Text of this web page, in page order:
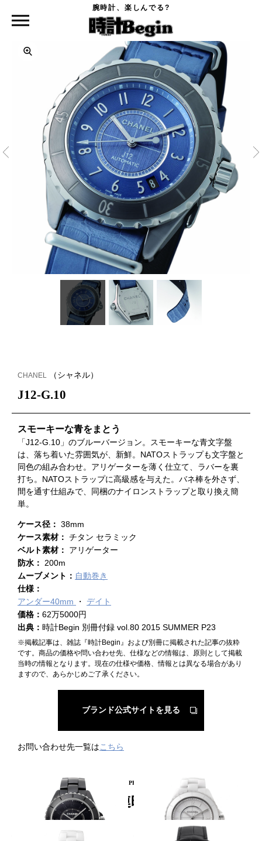
腕時計、楽しんでる?
J12-G.10
CHANEL （シャネル）
J12-G.10
スモーキーな青をまとう
「J12-G.10」のブルーバージョン。スモーキーな青文字盤
は、落ち着いた雰囲気が、新鮮。NATOストラップも文字盤と
同色の組み合わせ。アリゲーターを薄く仕立て、ラバーを裏
打ち。NATOストラップに高級感を与えた。バネ棒を外さず、
間を通す仕組みで、同梱のナイロンストラップと取り換え簡
単。
ケース径： 38mm
ケース素材： チタン セラミック
ベルト素材： アリゲーター
防水： 200m
ムーブメント： 自動巻き
仕様：
アンダー40mm
デイト
価格： 62万5000円
出典： 時計Begin 別冊付録 vol.80 2015 SUMMER P23
※掲載記事は、雑誌『時計Begin』および別冊に掲載された記事の抜粋
です。商品の価格や問い合わせ先、仕様などの情報は、原則として掲載
当時の情報となります。現在の仕様や価格、情報とは異なる場合があり
ますので、あらかじめご了承ください。
ブランド公式サイトを見る
お問い合わせ先一覧はこちら
PICKUP PRODUCT
関連時計
何も変えずすべてを変えた
何も変えずすべてを変えた